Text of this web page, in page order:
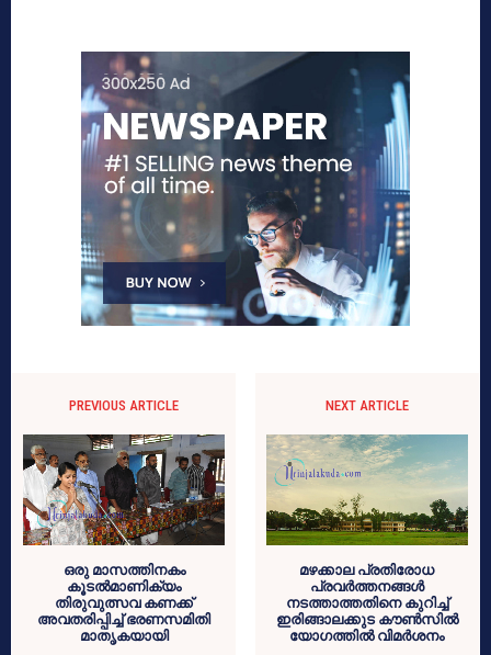
PREVIOUS ARTICLE
ഒരു മാസത്തിനകം
കൂടല്‍മാണിക്യം
തിരുവുത്സവ കണക്ക്
അവതരിപ്പിച്ച് ഭരണസമിതി
മാതൃകയായി
NEXT ARTICLE
മഴക്കാല പ്രതിരോധ
പ്രവര്‍ത്തനങ്ങള്‍
നടത്താത്തതിനെ കുറിച്ച്
ഇരിങ്ങാലക്കുട കൗണ്‍സില്‍
യോഗത്തില്‍ വിമര്‍ശനം